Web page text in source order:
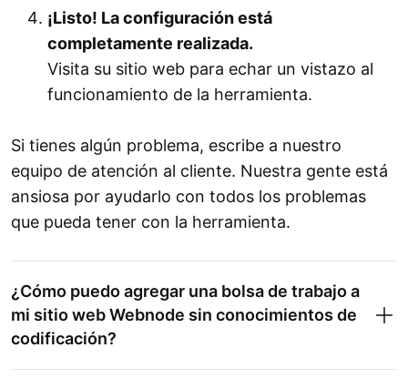
¡Listo! La configuración está
completamente realizada.
Visita su sitio web para echar un vistazo al
funcionamiento de la herramienta.
Si tienes algún problema, escribe a nuestro
equipo de atención al cliente. Nuestra gente está
ansiosa por ayudarlo con todos los problemas
que pueda tener con la herramienta.
¿Cómo puedo agregar una bolsa de trabajo a
mi sitio web Webnode sin conocimientos de
codificación?